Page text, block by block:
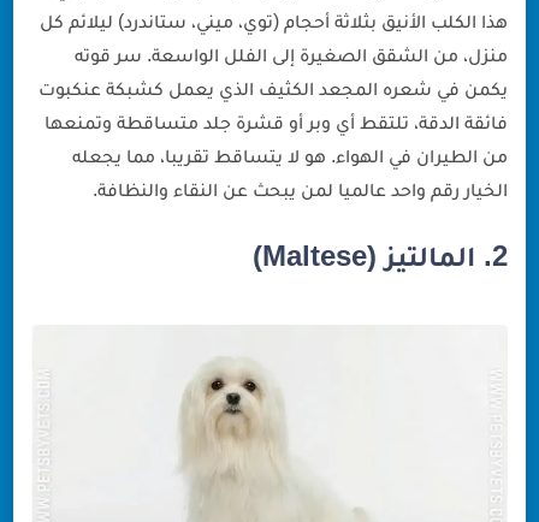
هذا الكلب الأنيق بثلاثة أحجام (توي، ميني، ستاندرد) ليلائم كل
منزل، من الشقق الصغيرة إلى الفلل الواسعة. سر قوته
يكمن في شعره المجعد الكثيف الذي يعمل كشبكة عنكبوت
فائقة الدقة، تلتقط أي وبر أو قشرة جلد متساقطة وتمنعها
من الطيران في الهواء. هو لا يتساقط تقريبا، مما يجعله
الخيار رقم واحد عالميا لمن يبحث عن النقاء والنظافة.
2. المالتيز (Maltese)